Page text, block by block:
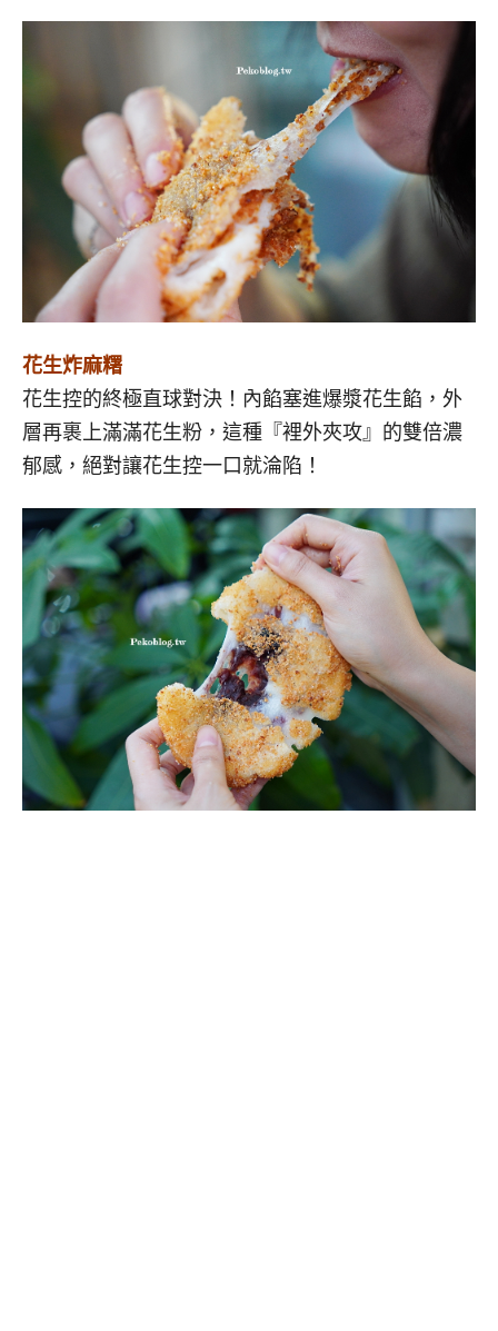
花生炸麻糬
花生控的終極直球對決！內餡塞進爆漿花生餡，外
層再裹上滿滿花生粉，這種『裡外夾攻』的雙倍濃
郁感，絕對讓花生控一口就淪陷！